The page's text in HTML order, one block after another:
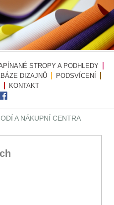
STROPY A PODHLEDY
DIZAJNŮ
PODSVÍCENÍ
KONTAKT
A NÁKUPNÍ CENTRA